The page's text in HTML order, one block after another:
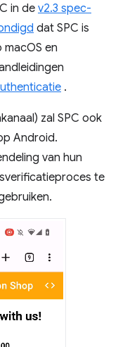
in de v2.3 spec-
dat SPC is
en
.
zal SPC ook
Android.
van hun
te